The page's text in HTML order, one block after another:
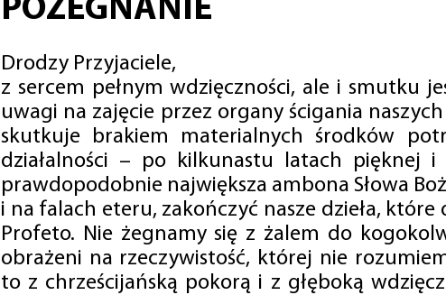
POŻEGNANIE
Drodzy Przyjaciele,
z sercem pełnym wdzięczności, ale i smutku
uwagi na zajęcie przez organy ścigania
skutkuje brakiem materialnych środków
działalności – po kilkunastu latach pięknej
prawdopodobnie największa ambona Słowa
i na falach eteru, zakończyć nasze dzieła,
Profeto. Nie żegnamy się z żalem do
obrażeni na rzeczywistość, której nie
to z chrześcijańską pokorą i z głęboką